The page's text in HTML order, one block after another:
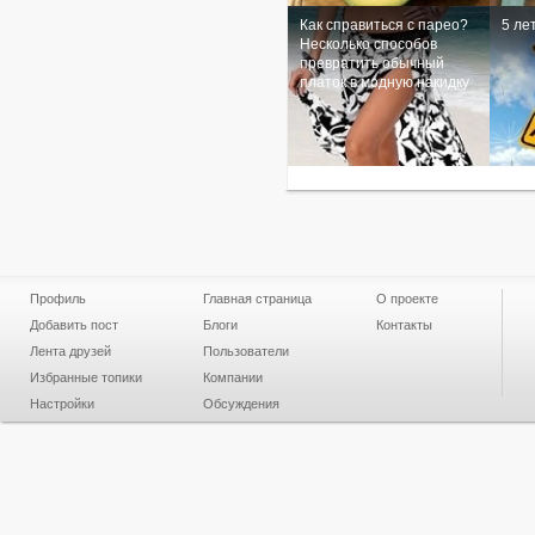
Как справиться с парео?
Несколько способов
превратить обычный
платок в модную накидку
5
Профиль
Добавить пост
Лента друзей
Избранные топики
Настройки
Главная страница
Блоги
Пользователи
Компании
Обсуждения
О проекте
Контакты